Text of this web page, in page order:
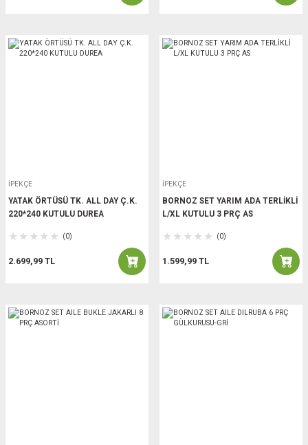
İPEKÇE
YATAK ÖRTÜSÜ TK. ALL DAY Ç.K.
220*240 KUTULU DUREA
(0)
2.699,99 TL
İPEKÇE
BORNOZ SET YARIM ADA TERLİKLİ
L/XL KUTULU 3 PRÇ AS
(0)
1.599,99 TL